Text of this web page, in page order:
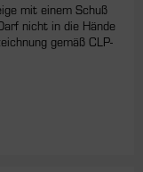
mit einem Schuß
nicht in die Hände
gemäß CLP-